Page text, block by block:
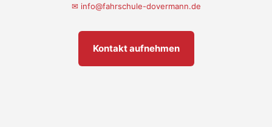
✉ info@fahrschule-dovermann.de
Kontakt aufnehmen